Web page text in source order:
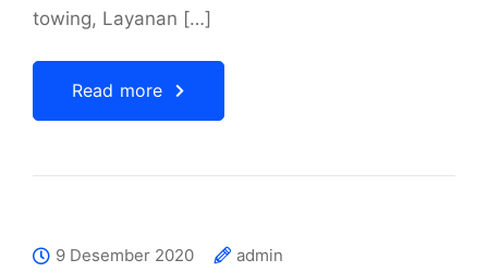
towing, Layanan […]
Read more
9 Desember 2020
admin